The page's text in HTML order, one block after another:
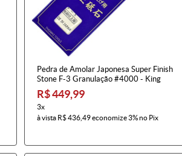
Pedra de Amolar Japonesa Super Finish
Stone F-3 Granulação #4000 - King
R$ 449,99
3x
à vista R$ 436,49economize3%no Pix